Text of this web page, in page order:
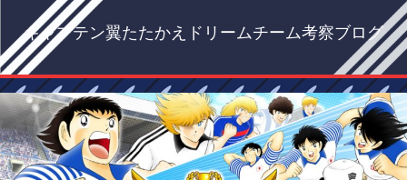
キャプテン翼たたかえドリームチーム考察ブログ